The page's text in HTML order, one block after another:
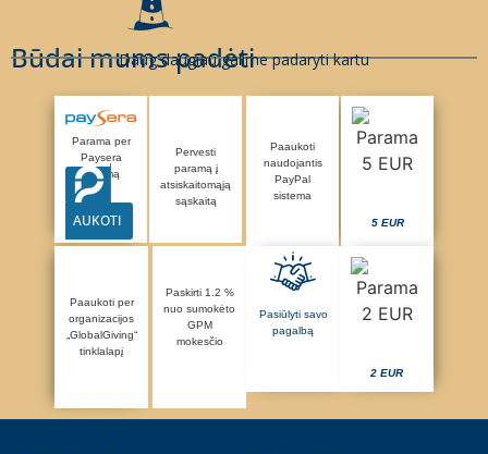
Būdai mums padėti
Daug daugiau galime padaryti kartu
Parama per
Paysera
sistemą
AUKOTI
Pervesti
paramą į
atsiskaitomąją
sąskaitą
Paaukoti
naudojantis
PayPal
sistema
5 EUR
Paaukoti per
organizacijos
„GlobalGiving“
tinklalapį
Paskirti 1.2 %
nuo sumokėto
GPM
mokesčio
Pasiūlyti savo
pagalbą
2 EUR